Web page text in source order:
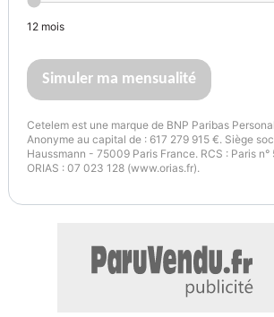
12 mois
Simuler ma mensualité
Cetelem est une marque de BNP Paribas
Anonyme au capital de : 617 279 915 €. Siège
Haussmann - 75009 Paris France. RCS : Paris
ORIAS : 07 023 128 (www.orias.fr).